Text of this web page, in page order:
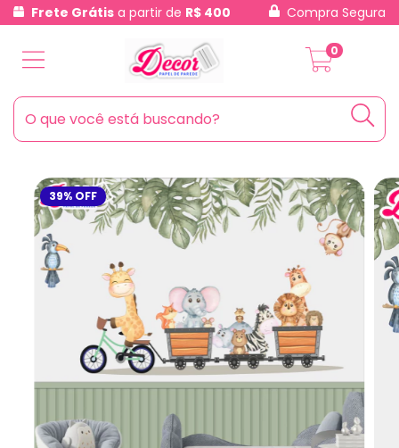
Frete Grátis a partir de R$ 400 Compra Segura
0
39% OFF